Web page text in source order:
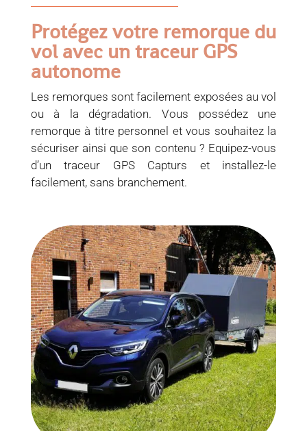
Protégez votre remorque du
vol avec un traceur GPS
autonome
Les remorques sont facilement exposées au vol
ou à la dégradation. Vous possédez une
remorque à titre personnel et vous souhaitez la
sécuriser ainsi que son contenu ? Equipez-vous
d’un traceur GPS Capturs et installez-le
facilement, sans branchement.